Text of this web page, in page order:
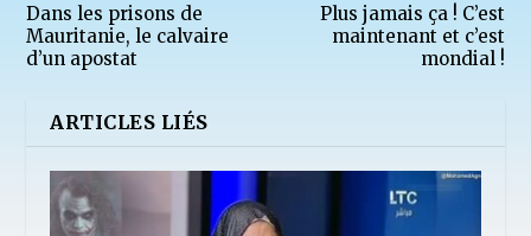
Dans les prisons de
Mauritanie, le calvaire
d’un apostat
Plus jamais ça ! C’est
maintenant et c’est
mondial !
ARTICLES LIÉS